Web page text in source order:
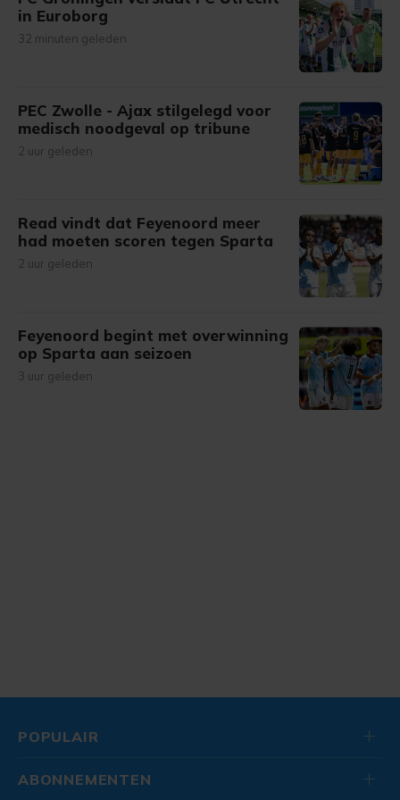
in Euroborg
32 minuten geleden
PEC Zwolle - Ajax stilgelegd voor
medisch noodgeval op tribune
2 uur geleden
Read vindt dat Feyenoord meer
had moeten scoren tegen Sparta
2 uur geleden
Feyenoord begint met overwinning
op Sparta aan seizoen
3 uur geleden
POPULAIR
ABONNEMENTEN